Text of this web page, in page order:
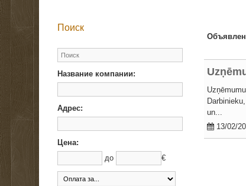
Поиск
Название компании:
Адрес:
Цена:
до
€
un...
13/02/